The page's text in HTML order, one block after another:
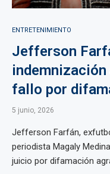
ENTRETENIMIENTO
Jefferson
fallo por
5 junio, 2026
Jefferson Farfán,
periodista Magaly
juicio por difamación